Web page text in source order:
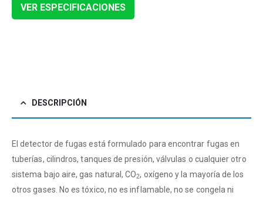
VER ESPECIFICACIONES
DESCRIPCIÓN
El detector de fugas está formulado para encontrar fugas en
tuberías, cilindros, tanques de presión, válvulas o cualquier otro
sistema bajo aire, gas natural, CO2, oxígeno y la mayoría de los
otros gases. No es tóxico, no es inflamable, no se congela ni